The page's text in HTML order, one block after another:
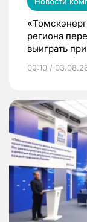
региона
выиграть
09:10 /